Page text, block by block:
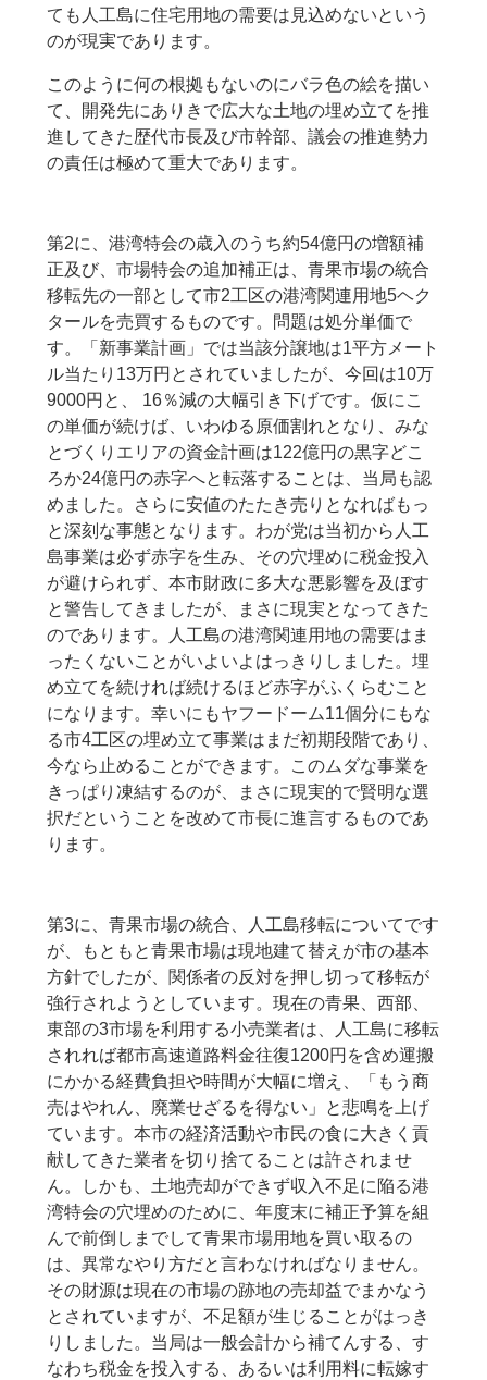
ても人工島に住宅用地の需要は見込めないという
のが現実であります。
このように何の根拠もないのにバラ色の絵を描い
て、開発先にありきで広大な土地の埋め立てを推
進してきた歴代市長及び市幹部、議会の推進勢力
の責任は極めて重大であります。
第2に、港湾特会の歳入のうち約54億円の増額補
正及び、市場特会の追加補正は、青果市場の統合
移転先の一部として市2工区の港湾関連用地5ヘク
タールを売買するものです。問題は処分単価で
す。「新事業計画」では当該分譲地は1平方メート
ル当たり13万円とされていましたが、今回は10万
9000円と、 16％減の大幅引き下げです。仮にこ
の単価が続けば、いわゆる原価割れとなり、みな
とづくりエリアの資金計画は122億円の黒字どこ
ろか24億円の赤字へと転落することは、当局も認
めました。さらに安値のたたき売りとなればもっ
と深刻な事態となります。わが党は当初から人工
島事業は必ず赤字を生み、その穴埋めに税金投入
が避けられず、本市財政に多大な悪影響を及ぼす
と警告してきましたが、まさに現実となってきた
のであります。人工島の港湾関連用地の需要はま
ったくないことがいよいよはっきりしました。埋
め立てを続ければ続けるほど赤字がふくらむこと
になります。幸いにもヤフードーム11個分にもな
る市4工区の埋め立て事業はまだ初期段階であり、
今なら止めることができます。このムダな事業を
きっぱり凍結するのが、まさに現実的で賢明な選
択だということを改めて市長に進言するものであ
ります。
第3に、青果市場の統合、人工島移転についてです
が、もともと青果市場は現地建て替えが市の基本
方針でしたが、関係者の反対を押し切って移転が
強行されようとしています。現在の青果、西部、
東部の3市場を利用する小売業者は、人工島に移転
されれば都市高速道路料金往復1200円を含め運搬
にかかる経費負担や時間が大幅に増え、「もう商
売はやれん、廃業せざるを得ない」と悲鳴を上げ
ています。本市の経済活動や市民の食に大きく貢
献してきた業者を切り捨てることは許されませ
ん。しかも、土地売却ができず収入不足に陥る港
湾特会の穴埋めのために、年度末に補正予算を組
んで前倒しまでして青果市場用地を買い取るの
は、異常なやり方だと言わなければなりません。
その財源は現在の市場の跡地の売却益でまかなう
とされていますが、不足額が生じることがはっき
りしました。当局は一般会計から補てんする、す
なわち税金を投入する、あるいは利用料に転嫁す